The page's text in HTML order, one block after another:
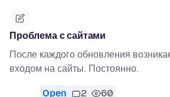
Проблема с сайтами
После каждого обновления
входом на сайты. Постоянно.
Open 2 60